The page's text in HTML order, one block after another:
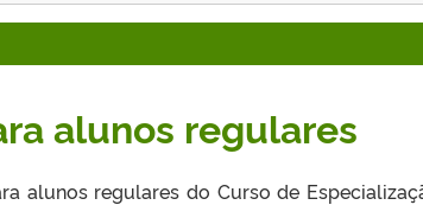
alunos regulares
alunos regulares do Curso de